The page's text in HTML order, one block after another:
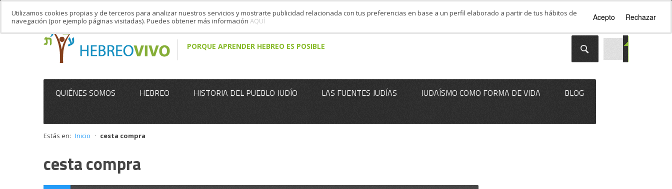
PORQUE APRENDER HEBREO ES POSIBLE
QUIÉNES SOMOS HEBREO HISTORIA DEL PUEBLO JUDÍO LAS FUENTES JUDÍAS JUDAÍSMO COMO FORMA DE VIDA BLOG
Estás en: Inicio · cesta compra
cesta compra
Utilizamos cookies propias y de terceros para analizar nuestros servicios y mostrarte publicidad relacionada con tus preferencias en base a un perfil elaborado a partir de tus hábitos de
navegación (por ejemplo páginas visitadas). Puedes obtener más información AQUÍ Acepto Rechazar